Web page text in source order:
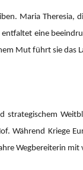
Maria Theresia,
eine
Mut führt sie das
Während Kriege
Wegbereiterin mit